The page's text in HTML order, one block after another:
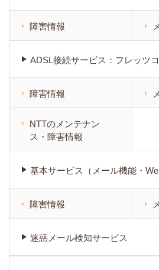
障害情報
ADSL接続サービス：フレッツ
障害情報
NTTのメンテナン
ス・障害情報
基本サービス（メール機能・
障害情報
迷惑メール検知サービス